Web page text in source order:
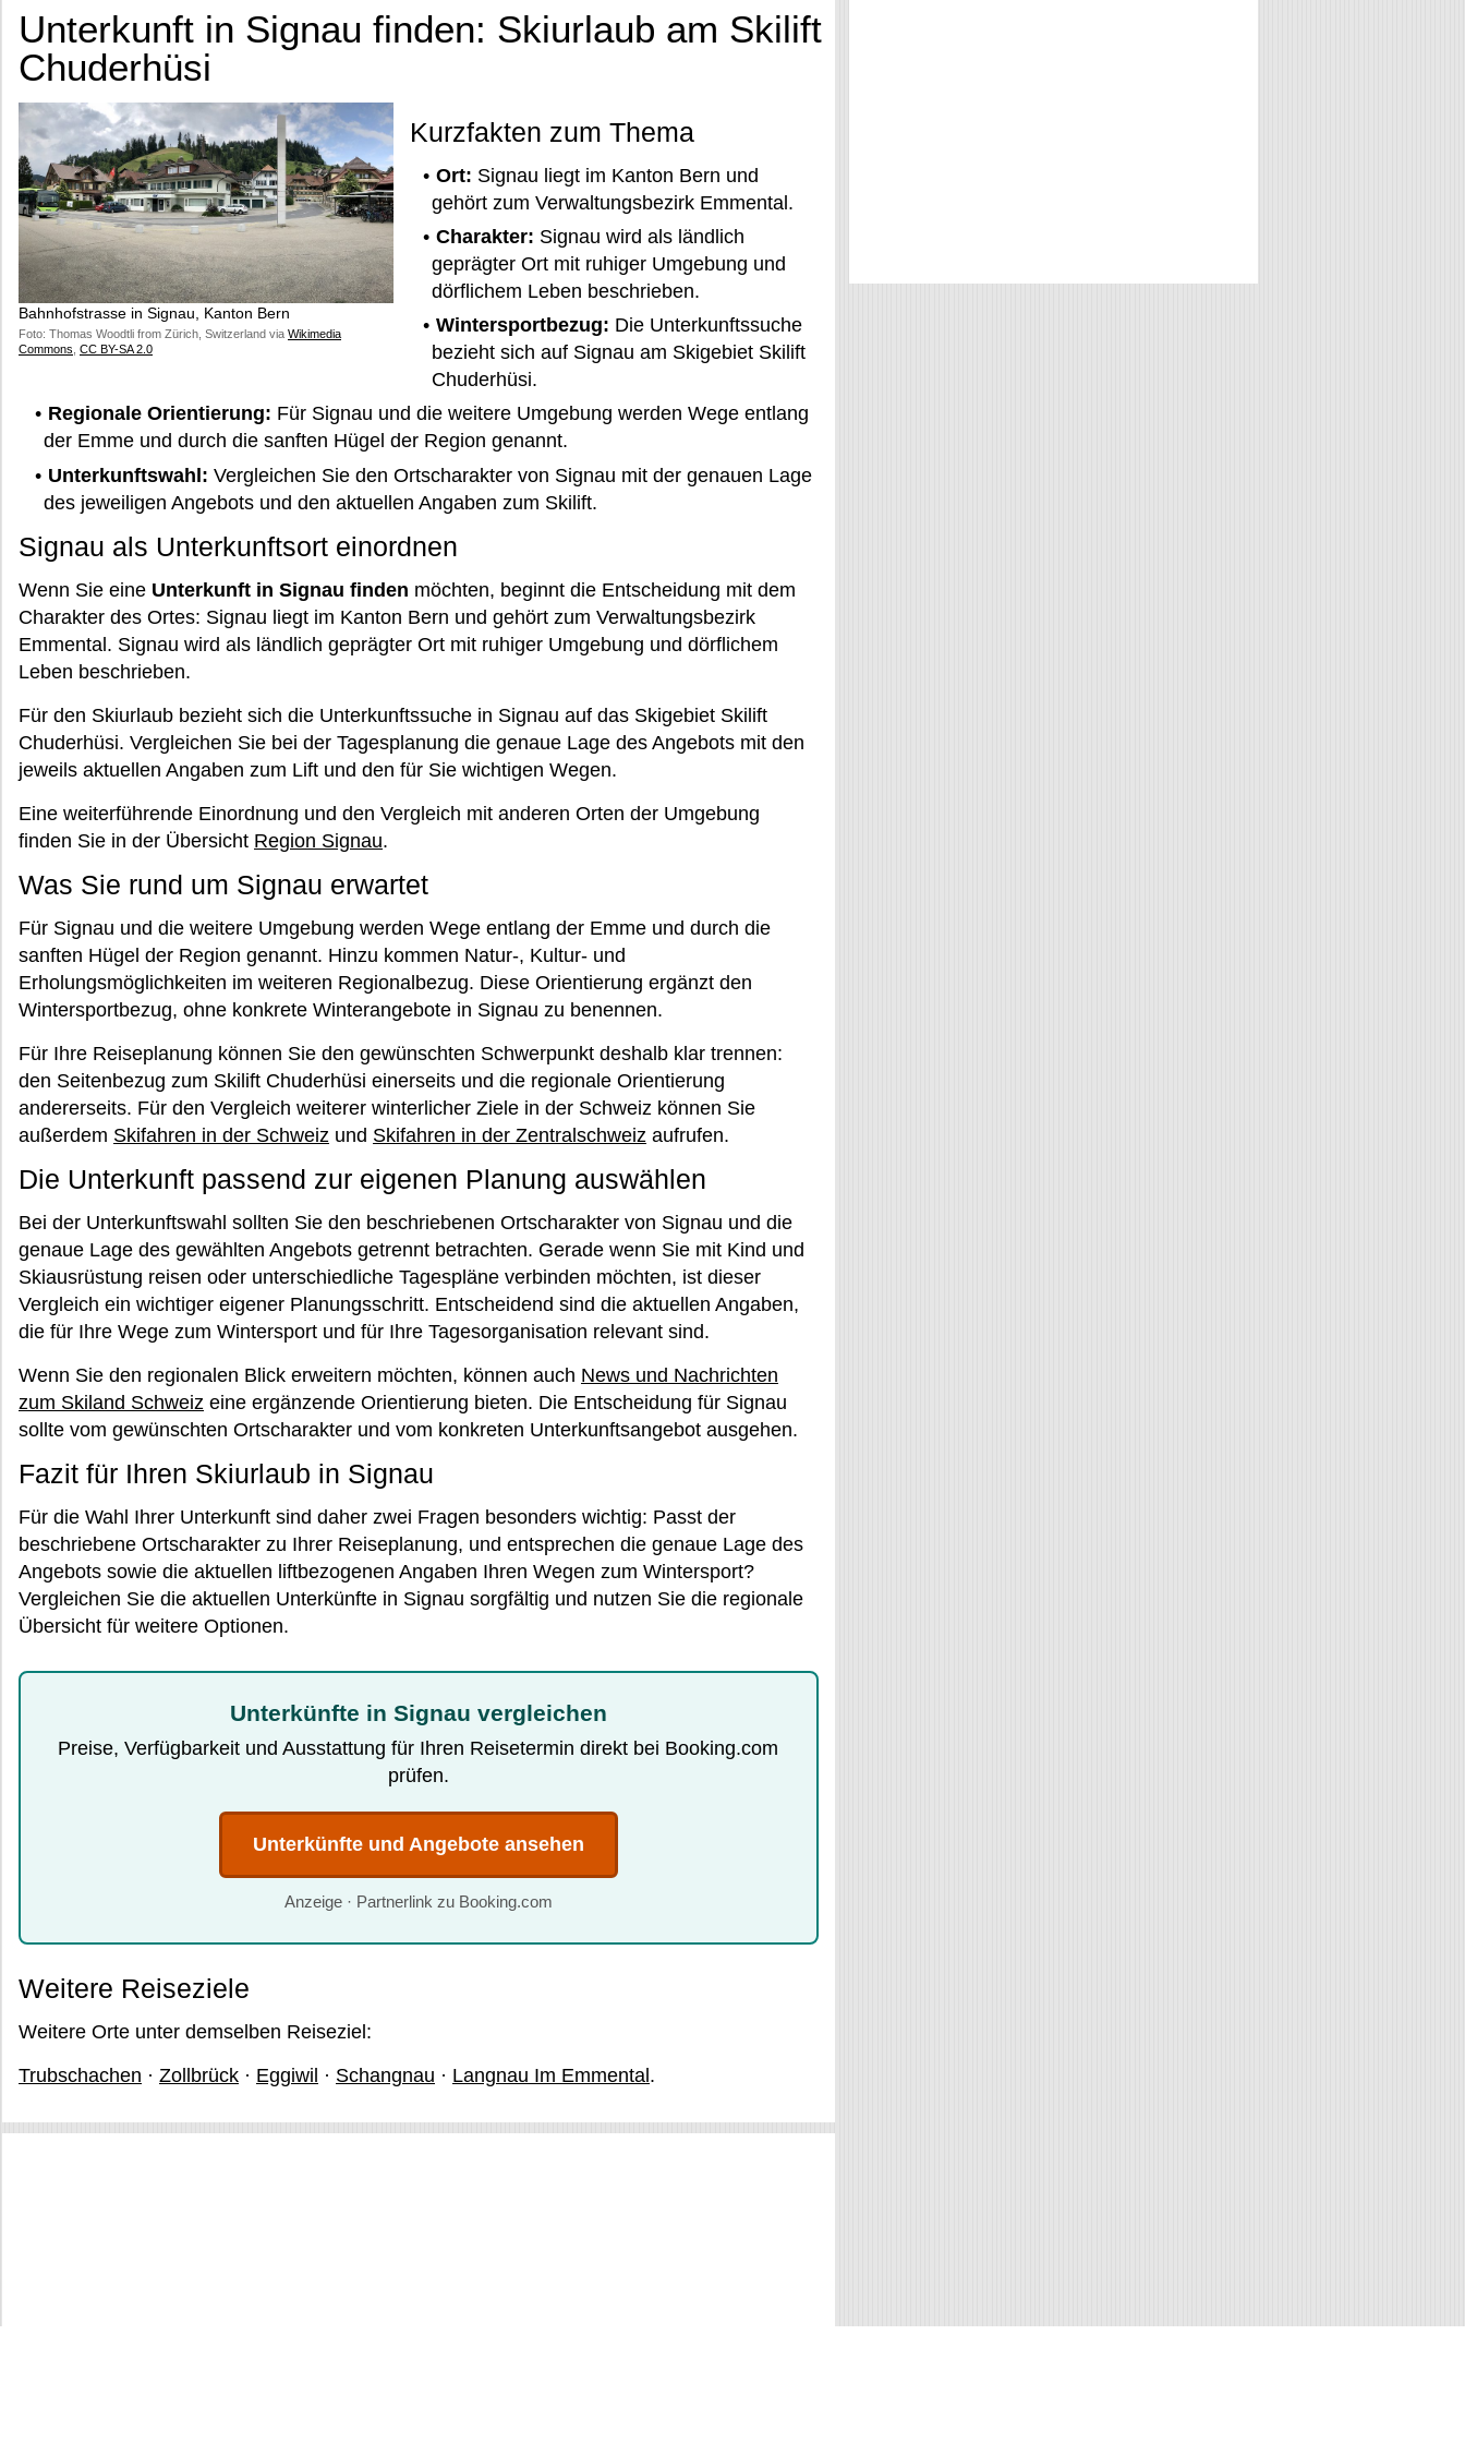
Unterkunft in Signau finden: Skiurlaub am Skilift
Chuderhüsi
Bahnhofstrasse in Signau, Kanton Bern
Foto: Thomas Woodtli from Zürich, Switzerland via Wikimedia
Commons, CC BY-SA 2.0
Kurzfakten zum Thema
Ort: Signau liegt im Kanton Bern und
gehört zum Verwaltungsbezirk Emmental.
Charakter: Signau wird als ländlich
geprägter Ort mit ruhiger Umgebung und
dörflichem Leben beschrieben.
Wintersportbezug: Die Unterkunftssuche
bezieht sich auf Signau am Skigebiet Skilift
Chuderhüsi.
Regionale Orientierung: Für Signau und die weitere Umgebung werden Wege entlang
der Emme und durch die sanften Hügel der Region genannt.
Unterkunftswahl: Vergleichen Sie den Ortscharakter von Signau mit der genauen Lage
des jeweiligen Angebots und den aktuellen Angaben zum Skilift.
Signau als Unterkunftsort einordnen
Wenn Sie eine Unterkunft in Signau finden möchten, beginnt die Entscheidung mit dem
Charakter des Ortes: Signau liegt im Kanton Bern und gehört zum Verwaltungsbezirk
Emmental. Signau wird als ländlich geprägter Ort mit ruhiger Umgebung und dörflichem
Leben beschrieben.
Für den Skiurlaub bezieht sich die Unterkunftssuche in Signau auf das Skigebiet Skilift
Chuderhüsi. Vergleichen Sie bei der Tagesplanung die genaue Lage des Angebots mit den
jeweils aktuellen Angaben zum Lift und den für Sie wichtigen Wegen.
Eine weiterführende Einordnung und den Vergleich mit anderen Orten der Umgebung
finden Sie in der Übersicht Region Signau.
Was Sie rund um Signau erwartet
Für Signau und die weitere Umgebung werden Wege entlang der Emme und durch die
sanften Hügel der Region genannt. Hinzu kommen Natur-, Kultur- und
Erholungsmöglichkeiten im weiteren Regionalbezug. Diese Orientierung ergänzt den
Wintersportbezug, ohne konkrete Winterangebote in Signau zu benennen.
Für Ihre Reiseplanung können Sie den gewünschten Schwerpunkt deshalb klar trennen:
den Seitenbezug zum Skilift Chuderhüsi einerseits und die regionale Orientierung
andererseits. Für den Vergleich weiterer winterlicher Ziele in der Schweiz können Sie
außerdem Skifahren in der Schweiz und Skifahren in der Zentralschweiz aufrufen.
Die Unterkunft passend zur eigenen Planung auswählen
Bei der Unterkunftswahl sollten Sie den beschriebenen Ortscharakter von Signau und die
genaue Lage des gewählten Angebots getrennt betrachten. Gerade wenn Sie mit Kind und
Skiausrüstung reisen oder unterschiedliche Tagespläne verbinden möchten, ist dieser
Vergleich ein wichtiger eigener Planungsschritt. Entscheidend sind die aktuellen Angaben,
die für Ihre Wege zum Wintersport und für Ihre Tagesorganisation relevant sind.
Wenn Sie den regionalen Blick erweitern möchten, können auch News und Nachrichten
zum Skiland Schweiz eine ergänzende Orientierung bieten. Die Entscheidung für Signau
sollte vom gewünschten Ortscharakter und vom konkreten Unterkunftsangebot ausgehen.
Fazit für Ihren Skiurlaub in Signau
Für die Wahl Ihrer Unterkunft sind daher zwei Fragen besonders wichtig: Passt der
beschriebene Ortscharakter zu Ihrer Reiseplanung, und entsprechen die genaue Lage des
Angebots sowie die aktuellen liftbezogenen Angaben Ihren Wegen zum Wintersport?
Vergleichen Sie die aktuellen Unterkünfte in Signau sorgfältig und nutzen Sie die regionale
Übersicht für weitere Optionen.
Unterkünfte in Signau vergleichen
Preise, Verfügbarkeit und Ausstattung für Ihren Reisetermin direkt bei Booking.com
prüfen.
Unterkünfte und Angebote ansehen
Anzeige · Partnerlink zu Booking.com
Weitere Reiseziele
Weitere Orte unter demselben Reiseziel:
Trubschachen · Zollbrück · Eggiwil · Schangnau · Langnau Im Emmental.